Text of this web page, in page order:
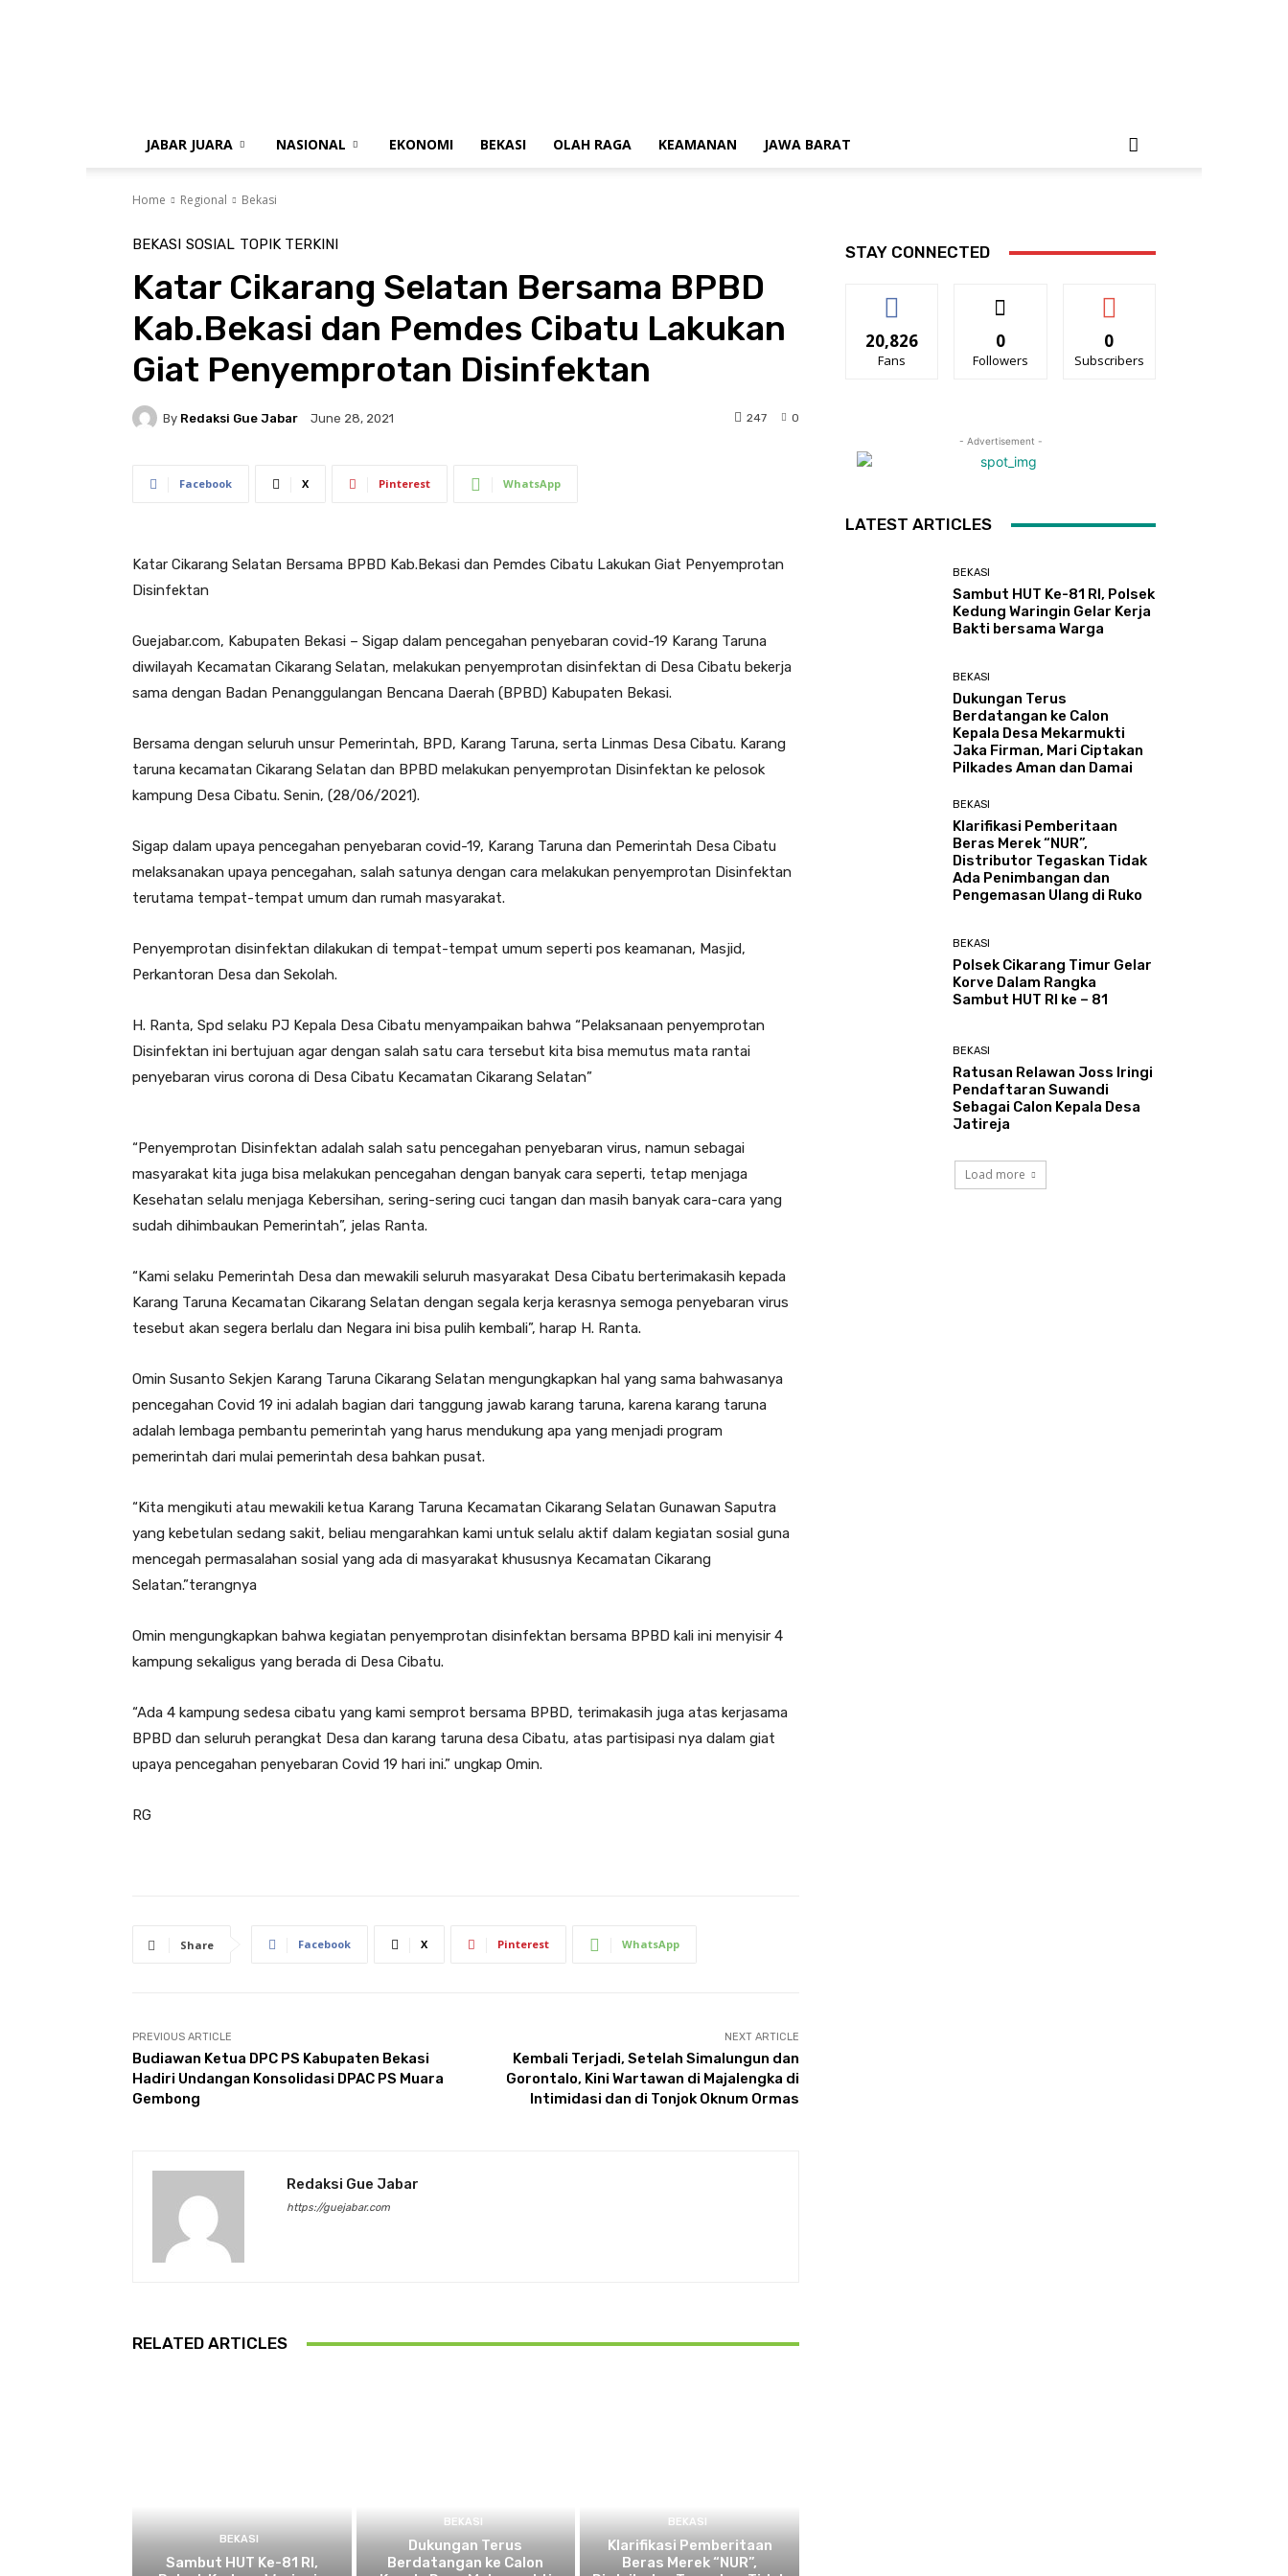
JABAR JUARA NASIONAL EKONOMI BEKASI OLAH RAGA KEAMANAN JAWA BARAT
Home Regional Bekasi
BEKASI SOSIAL TOPIK TERKINI
Katar Cikarang Selatan Bersama BPBD
Kab.Bekasi dan Pemdes Cibatu Lakukan
Giat Penyemprotan Disinfektan
By Redaksi Gue Jabar June 28, 2021 0
247
Facebook X Pinterest WhatsApp
Katar Cikarang Selatan Bersama BPBD Kab.Bekasi dan Pemdes Cibatu Lakukan Giat Penyemprotan
Disinfektan
Guejabar.com, Kabupaten Bekasi – Sigap dalam pencegahan penyebaran covid-19 Karang Taruna
diwilayah Kecamatan Cikarang Selatan, melakukan penyemprotan disinfektan di Desa Cibatu bekerja
sama dengan Badan Penanggulangan Bencana Daerah (BPBD) Kabupaten Bekasi.
Bersama dengan seluruh unsur Pemerintah, BPD, Karang Taruna, serta Linmas Desa Cibatu. Karang
taruna kecamatan Cikarang Selatan dan BPBD melakukan penyemprotan Disinfektan ke pelosok
kampung Desa Cibatu. Senin, (28/06/2021).
Sigap dalam upaya pencegahan penyebaran covid-19, Karang Taruna dan Pemerintah Desa Cibatu
melaksanakan upaya pencegahan, salah satunya dengan cara melakukan penyemprotan Disinfektan
terutama tempat-tempat umum dan rumah masyarakat.
Penyemprotan disinfektan dilakukan di tempat-tempat umum seperti pos keamanan, Masjid,
Perkantoran Desa dan Sekolah.
H. Ranta, Spd selaku PJ Kepala Desa Cibatu menyampaikan bahwa “Pelaksanaan penyemprotan
Disinfektan ini bertujuan agar dengan salah satu cara tersebut kita bisa memutus mata rantai
penyebaran virus corona di Desa Cibatu Kecamatan Cikarang Selatan”
“Penyemprotan Disinfektan adalah salah satu pencegahan penyebaran virus, namun sebagai
masyarakat kita juga bisa melakukan pencegahan dengan banyak cara seperti, tetap menjaga
Kesehatan selalu menjaga Kebersihan, sering-sering cuci tangan dan masih banyak cara-cara yang
sudah dihimbaukan Pemerintah”, jelas Ranta.
“Kami selaku Pemerintah Desa dan mewakili seluruh masyarakat Desa Cibatu berterimakasih kepada
Karang Taruna Kecamatan Cikarang Selatan dengan segala kerja kerasnya semoga penyebaran virus
tesebut akan segera berlalu dan Negara ini bisa pulih kembali”, harap H. Ranta.
Omin Susanto Sekjen Karang Taruna Cikarang Selatan mengungkapkan hal yang sama bahwasanya
pencegahan Covid 19 ini adalah bagian dari tanggung jawab karang taruna, karena karang taruna
adalah lembaga pembantu pemerintah yang harus mendukung apa yang menjadi program
pemerintah dari mulai pemerintah desa bahkan pusat.
“Kita mengikuti atau mewakili ketua Karang Taruna Kecamatan Cikarang Selatan Gunawan Saputra
yang kebetulan sedang sakit, beliau mengarahkan kami untuk selalu aktif dalam kegiatan sosial guna
mencegah permasalahan sosial yang ada di masyarakat khususnya Kecamatan Cikarang
Selatan.”terangnya
Omin mengungkapkan bahwa kegiatan penyemprotan disinfektan bersama BPBD kali ini menyisir 4
kampung sekaligus yang berada di Desa Cibatu.
“Ada 4 kampung sedesa cibatu yang kami semprot bersama BPBD, terimakasih juga atas kerjasama
BPBD dan seluruh perangkat Desa dan karang taruna desa Cibatu, atas partisipasi nya dalam giat
upaya pencegahan penyebaran Covid 19 hari ini.” ungkap Omin.
RG
Share Facebook X Pinterest WhatsApp
PREVIOUS ARTICLE
Budiawan Ketua DPC PS Kabupaten Bekasi
Hadiri Undangan Konsolidasi DPAC PS Muara
Gembong
NEXT ARTICLE
Kembali Terjadi, Setelah Simalungun dan
Gorontalo, Kini Wartawan di Majalengka di
Intimidasi dan di Tonjok Oknum Ormas
Redaksi Gue Jabar
https://guejabar.com
RELATED ARTICLES
BEKASI
Sambut HUT Ke-81 RI,
BEKASI
Dukungan Terus
Berdatangan ke Calon
BEKASI
Klarifikasi Pemberitaan
Beras Merek “NUR”,
STAY CONNECTED
20,826
Fans
0
Followers
0
Subscribers
- Advertisement -
LATEST ARTICLES
BEKASI
Sambut HUT Ke-81 RI, Polsek
Kedung Waringin Gelar Kerja
Bakti bersama Warga
BEKASI
Dukungan Terus
Berdatangan ke Calon
Kepala Desa Mekarmukti
Jaka Firman, Mari Ciptakan
Pilkades Aman dan Damai
BEKASI
Klarifikasi Pemberitaan
Beras Merek “NUR”,
Distributor Tegaskan Tidak
Ada Penimbangan dan
Pengemasan Ulang di Ruko
BEKASI
Polsek Cikarang Timur Gelar
Korve Dalam Rangka
Sambut HUT RI ke – 81
BEKASI
Ratusan Relawan Joss Iringi
Pendaftaran Suwandi
Sebagai Calon Kepala Desa
Jatireja
Load more